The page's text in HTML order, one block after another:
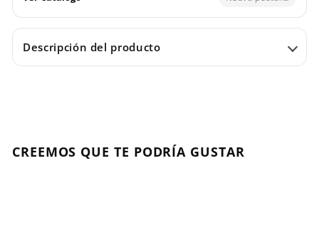
Descripción del producto
CREEMOS QUE TE PODRÍA GUSTAR